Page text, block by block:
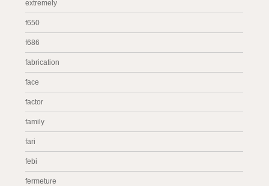
extremely
f650
f686
fabrication
face
factor
family
fari
febi
fermeture